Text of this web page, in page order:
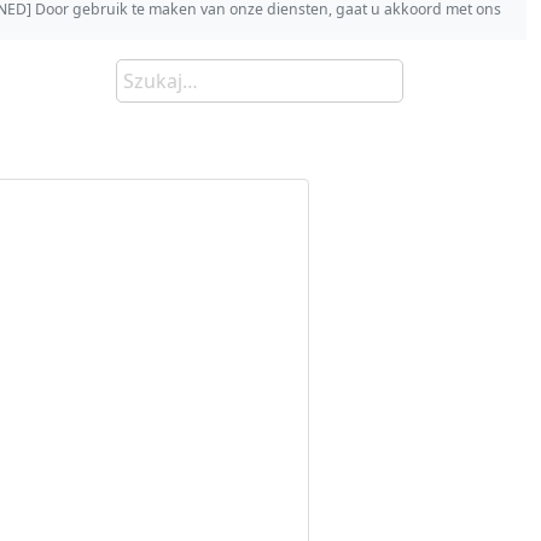
Door gebruik te maken van onze diensten, gaat u akkoord met ons